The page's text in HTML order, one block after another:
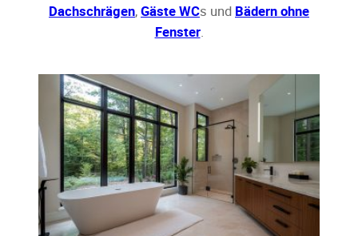
Dachschrägen,Gäste WCs und Bädern ohne
Fenster.